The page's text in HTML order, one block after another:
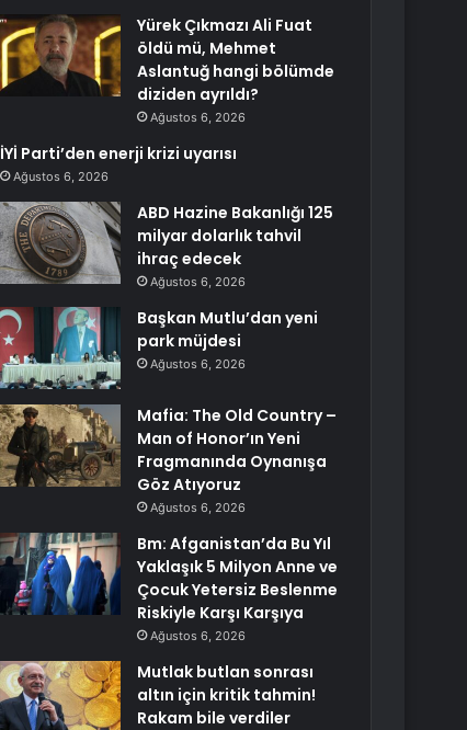
Yürek Çıkmazı Ali Fuat
öldü mü, Mehmet
Aslantuğ hangi bölümde
diziden ayrıldı?
Ağustos 6, 2026
İYİ Parti’den enerji krizi uyarısı
Ağustos 6, 2026
ABD Hazine Bakanlığı 125
milyar dolarlık tahvil
ihraç edecek
Ağustos 6, 2026
Başkan Mutlu’dan yeni
park müjdesi
Ağustos 6, 2026
Mafia: The Old Country –
Man of Honor’ın Yeni
Fragmanında Oynanışa
Göz Atıyoruz
Ağustos 6, 2026
Bm: Afganistan’da Bu Yıl
Yaklaşık 5 Milyon Anne ve
Çocuk Yetersiz Beslenme
Riskiyle Karşı Karşıya
Ağustos 6, 2026
Mutlak butlan sonrası
altın için kritik tahmin!
Rakam bile verdiler